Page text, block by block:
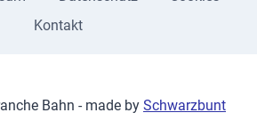
Kontakt
Bahn - made by Schwarzbunt